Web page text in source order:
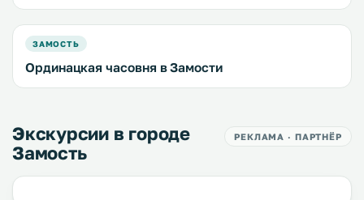
ЗАМОСТЬ
Ординацкая часовня в Замости
Экскурсии в городе
Замость
РЕКЛАМА · ПАРТНЁР